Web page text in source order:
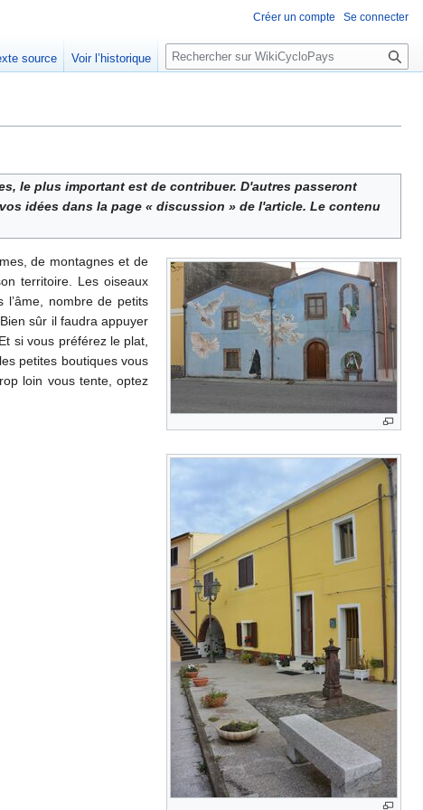
le plus important est de contribuer. D'autres passeront
idées dans la page « discussion » de l'article. Le contenu
de montagnes et de
territoire. Les oiseaux
nombre de petits
sûr il faudra appuyer
si vous préférez le plat,
petites boutiques vous
loin vous tente, optez
Créer un compte Se connecter
source Voir l’historique
R
e
e
c
h
r